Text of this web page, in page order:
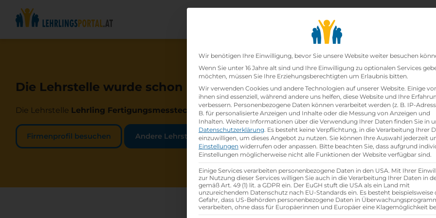
Lehrbetriebesearch
Die Lehrstelle wurde schon besetzt!
Die Lehrstelle Lehrling Fertigungsmesstechniker:inbeiCollini Dienstleistungs GmbHist schonbesetzt.
Firmenprofil besuchen Andere Lehrstelle suchen
Datenschutz-
Wir benötigen Ihre Einwilligung, bevor Sie unsere Website weiter besuchen
Wenn Sie unter 16 Jahre alt sind und Ihre Einwilligung zu optionalen Services
möchten, müssen Sie Ihre Erziehungsberechtigten um Erlaubnis bitten.
Wir verwenden Cookies und andere Technologien auf unserer Website. Einige
ihnen sind essenziell, während andere uns helfen, diese Website und Ihre
verbessern. Personenbezogene Daten können verarbeitet werden (z. B. IP-
B. für personalisierte Anzeigen und Inhalte oder die Messung von Anzeigen und
Inhalten. Weitere Informationen über die Verwendung Ihrer Daten finden Sie in
Datenschutzerklärung. Es besteht keine Verpflichtung, in die Verarbeitung Ihrer
einzuwilligen, um dieses Angebot zu nutzen. Sie können Ihre Auswahl jederzeit
Einstellungen widerrufen oder anpassen. Bitte beachten Sie, dass aufgrund
Einstellungen möglicherweise nicht alle Funktionen der Website verfügbar sind.
Einige Services verarbeiten personenbezogene Daten in den USA. Mit Ihrer
zur Nutzung dieser Services willigen Sie auch in die Verarbeitung Ihrer Daten in
gemäß Art. 49 (1) lit. a GDPR ein. Der EuGH stuft die USA als ein Land mit
unzureichendem Datenschutz nach EU-Standards ein. Es besteht beispielsweise
Gefahr, dass US-Behörden personenbezogene Daten in
verarbeiten, ohne dass für Europäerinnen und Europäer eine Klagemöglichkeit